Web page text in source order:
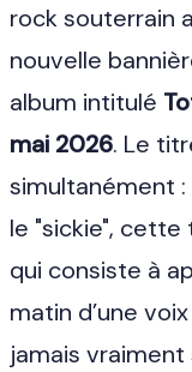
rock souterrain
nouvelle
album intitulé
mai 2026. Le
simultanément :
le "sickie",
qui consiste à
matin d’une
jamais